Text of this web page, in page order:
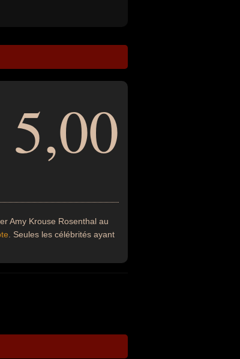
5,00
Amy Krouse Rosenthal au
. Seules les célébrités ayant